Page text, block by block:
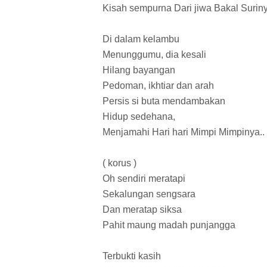
Kisah sempurna Dari jiwa Bakal
Di dalam kelambu
Menunggumu, dia kesali
Hilang bayangan
Pedoman, ikhtiar dan arah
Persis si buta mendambakan
Hidup sedehana,
Menjamahi Hari hari Mimpi Mimpinya..
( korus )
Oh sendiri meratapi
Sekalungan sengsara
Dan meratap siksa
Pahit maung madah punjangga
Terbukti kasih